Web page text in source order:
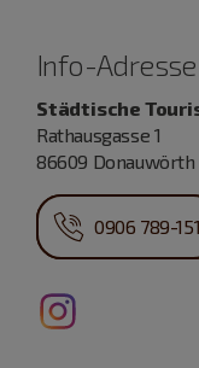
Info-Adresse
Städtische
Rathausgasse 1
86609 Donauwörth
0906 789-151